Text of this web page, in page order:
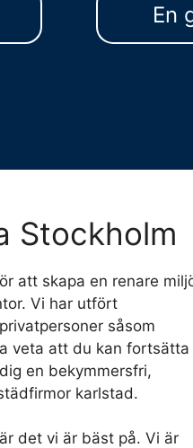
En
Stockholm
att skapa en renare
Vi har utfört
såsom
veta att du kan fortsätta
en bekymmersfri,
karlstad.
det vi är bäst på. Vi är